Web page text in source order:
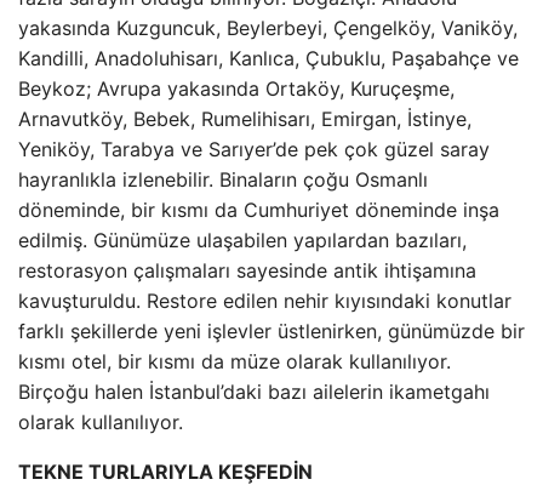
yakasında Kuzguncuk, Beylerbeyi, Çengelköy, Vaniköy,
Kandilli, Anadoluhisarı, Kanlıca, Çubuklu, Paşabahçe ve
Beykoz; Avrupa yakasında Ortaköy, Kuruçeşme,
Arnavutköy, Bebek, Rumelihisarı, Emirgan, İstinye,
Yeniköy, Tarabya ve Sarıyer’de pek çok güzel saray
hayranlıkla izlenebilir. Binaların çoğu Osmanlı
döneminde, bir kısmı da Cumhuriyet döneminde inşa
edilmiş. Günümüze ulaşabilen yapılardan bazıları,
restorasyon çalışmaları sayesinde antik ihtişamına
kavuşturuldu. Restore edilen nehir kıyısındaki konutlar
farklı şekillerde yeni işlevler üstlenirken, günümüzde bir
kısmı otel, bir kısmı da müze olarak kullanılıyor.
Birçoğu halen İstanbul’daki bazı ailelerin ikametgahı
olarak kullanılıyor.
TEKNE TURLARIYLA KEŞFEDİN